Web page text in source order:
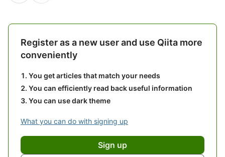
Register as a new user and use Qiita more
conveniently
You get articles that match your needs
You can efficiently read back useful information
You can use dark theme
What you can do with signing up
Sign up